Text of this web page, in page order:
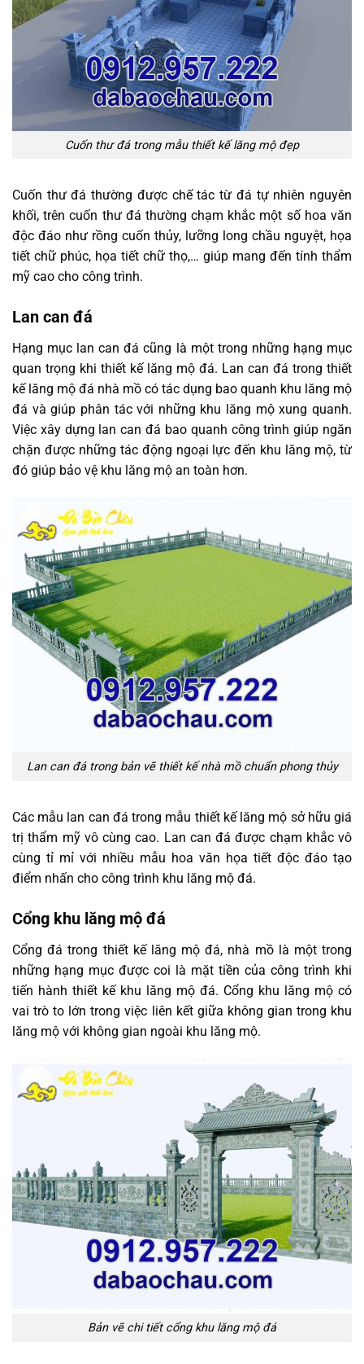
Cuốn thư đá trong mẫu thiết kế lăng mộ đẹp
Cuốn thư đá thường được chế tác từ đá tự nhiên nguyên
khối, trên cuốn thư đá thường chạm khắc một số hoa văn
độc đáo như rồng cuốn thủy, lưỡng long chầu nguyệt, họa
tiết chữ phúc, họa tiết chữ thọ,… giúp mang đến tính thẩm
mỹ cao cho công trình.
Lan can đá
Hạng mục lan can đá cũng là một trong những hạng mục
quan trọng khi thiết kế lăng mộ đá. Lan can đá trong thiết
kế lăng mộ đá nhà mồ có tác dụng bao quanh khu lăng mộ
đá và giúp phân tác với những khu lăng mộ xung quanh.
Việc xây dựng lan can đá bao quanh công trình giúp ngăn
chặn được những tác động ngoại lực đến khu lăng mộ, từ
đó giúp bảo vệ khu lăng mộ an toàn hơn.
Lan can đá trong bản vẽ thiết kế nhà mồ chuẩn phong thủy
Các mẫu lan can đá trong mẫu thiết kế lăng mộ sở hữu giá
trị thẩm mỹ vô cùng cao. Lan can đá được chạm khắc vô
cùng tỉ mỉ với nhiều mẫu hoa văn họa tiết độc đáo tạo
điểm nhấn cho công trình khu lăng mộ đá.
Cổng khu lăng mộ đá
Cổng đá trong thiết kế lăng mộ đá, nhà mồ là một trong
những hạng mục được coi là mặt tiền của công trình khi
tiến hành thiết kế khu lăng mộ đá. Cổng khu lăng mộ có
vai trò to lớn trong việc liên kết giữa không gian trong khu
lăng mộ với không gian ngoài khu lăng mộ.
Bản vẽ chi tiết cổng khu lăng mộ đá